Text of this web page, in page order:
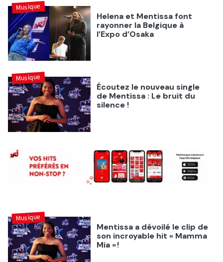
Helena et Mentissa font
rayonner la Belgique à
l’Expo d’Osaka
Musique
Écoutez le nouveau single
de Mentissa : Le bruit du
silence !
Musique
Mentissa a dévoilé le clip de
son incroyable hit « Mamma
Mia » !
Musique